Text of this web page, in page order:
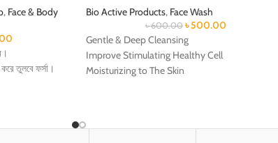
, Face & Body
তুলবে ফর্সা।
Bio Active Products, Face Wash
৳600.00 ৳500.00
Gentle & Deep Cleansing
Improve Stimulating Healthy Cell
Moisturizing to The Skin
ত্বকের সাইন বৃদ্ধি করে